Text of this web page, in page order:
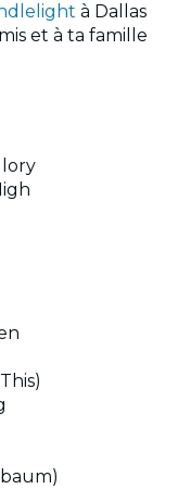
à Dallas
et à ta famille